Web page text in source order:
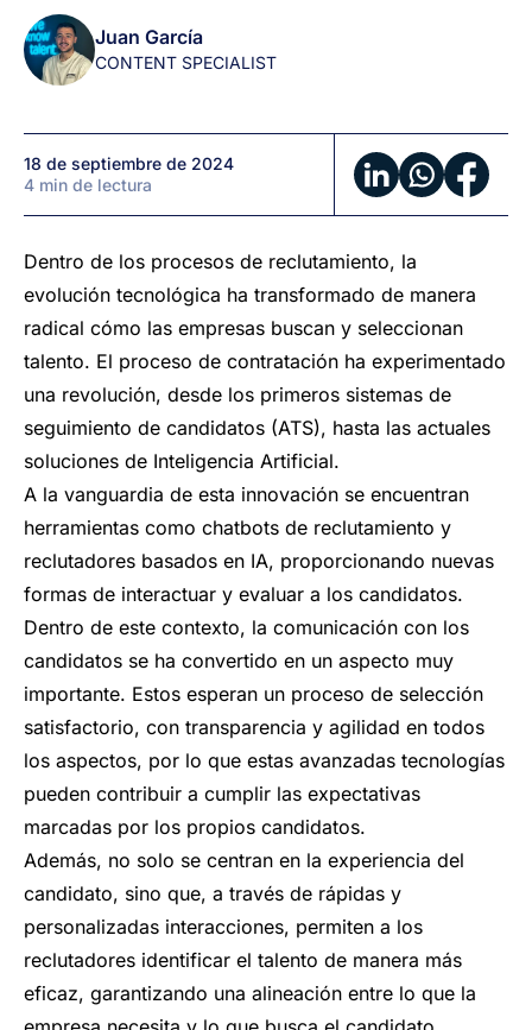
en
selección
de
Juan García
CONTENT SPECIALIST
18 de septiembre de 2024
4 min de lectura
Dentro de los procesos de reclutamiento, la
evolución tecnológica ha transformado de manera
radical cómo las empresas buscan y seleccionan
talento. El proceso de contratación ha experimentado
una revolución, desde los primeros sistemas de
seguimiento de candidatos (ATS), hasta las actuales
soluciones de Inteligencia Artificial.
A la vanguardia de esta innovación se encuentran
herramientas como chatbots de reclutamiento y
reclutadores basados en IA, proporcionando nuevas
formas de interactuar y evaluar a los candidatos.
Dentro de este contexto, la comunicación con los
candidatos se ha convertido en un aspecto muy
importante. Estos esperan un proceso de selección
satisfactorio, con transparencia y agilidad en todos
los aspectos, por lo que estas avanzadas tecnologías
pueden contribuir a cumplir las expectativas
marcadas por los propios candidatos.
Además, no solo se centran en la experiencia del
candidato, sino que, a través de rápidas y
personalizadas interacciones, permiten a los
reclutadores identificar el talento de manera más
eficaz, garantizando una alineación entre lo que la